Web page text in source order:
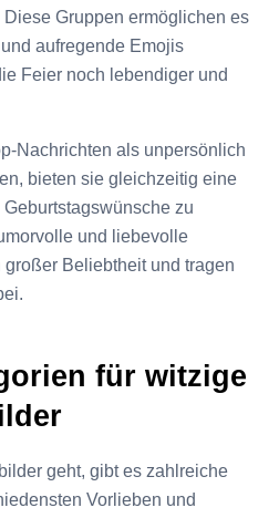
Gruppen ermöglichen es
aufregende Emojis
Feier noch lebendiger und
Nachrichten als unpersönlich
bieten sie gleichzeitig eine
zu
und liebevolle
Beliebtheit und tragen
für witzige
geht, gibt es zahlreiche
Vorlieben und